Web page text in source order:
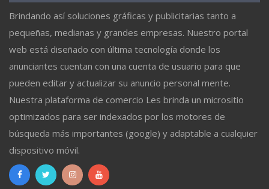
Brindando así soluciones gráficas y publicitarias tanto a
pequeñas, medianas y grandes empresas. Nuestro portal
web está diseñado con última tecnología donde los
anunciantes cuentan con una cuenta de usuario para que
pueden editar y actualizar su anuncio personal mente.
Nuestra plataforma de comercio Les brinda un micrositio
optimizados para ser indexados por los motores de
búsqueda más importantes (google) y adaptable a cualquier
dispositivo móvil.